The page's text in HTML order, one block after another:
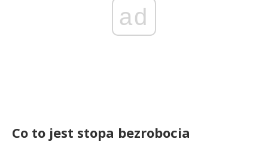
ad
Co to jest stopa bezrobocia